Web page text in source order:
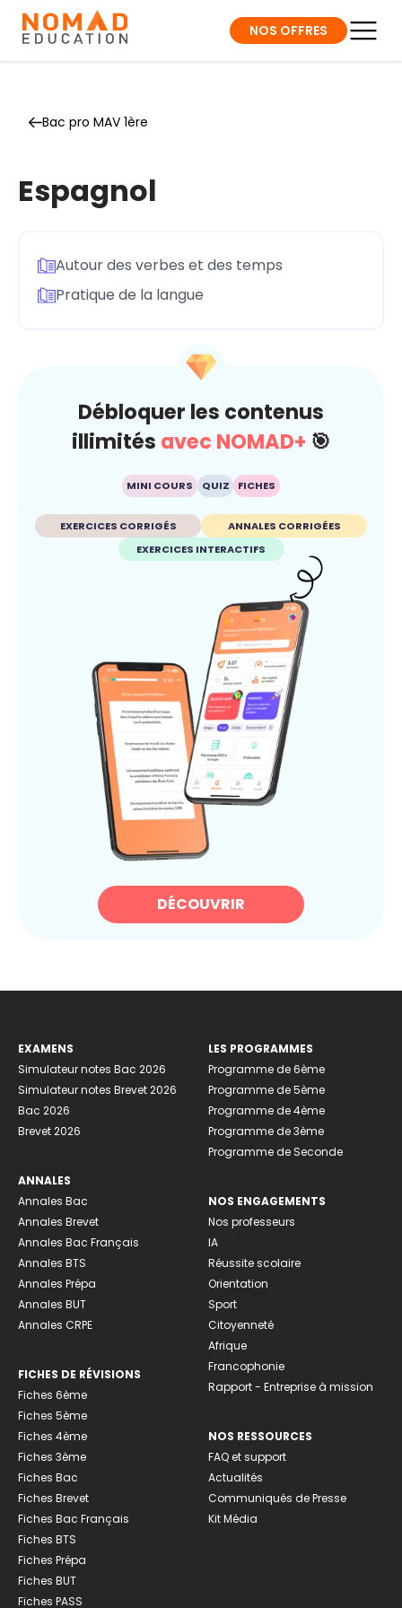
NOS OFFRES
Bac pro MAV 1ère
Espagnol
Autour des verbes et des temps
Pratique de la langue
Débloquer les contenus
illimités avec NOMAD+ 🎯
MINI COURS QUIZ FICHES
EXERCICES CORRIGÉS
ANNALES CORRIGÉES
EXERCICES INTERACTIFS
DÉCOUVRIR
EXAMENS
Simulateur notes Bac 2026
Simulateur notes Brevet 2026
Bac 2026
Brevet 2026
ANNALES
Annales Bac
Annales Brevet
Annales Bac Français
Annales BTS
Annales Prépa
Annales BUT
Annales CRPE
FICHES DE RÉVISIONS
Fiches 6ème
Fiches 5ème
Fiches 4ème
Fiches 3ème
Fiches Bac
Fiches Brevet
Fiches Bac Français
Fiches BTS
Fiches Prépa
Fiches BUT
Fiches PASS
LES PROGRAMMES
Programme de 6ème
Programme de 5ème
Programme de 4ème
Programme de 3ème
Programme de Seconde
NOS ENGAGEMENTS
Nos professeurs
IA
Réussite scolaire
Orientation
Sport
Citoyenneté
Afrique
Francophonie
Rapport - Entreprise à mission
NOS RESSOURCES
FAQ et support
Actualités
Communiqués de Presse
Kit Média